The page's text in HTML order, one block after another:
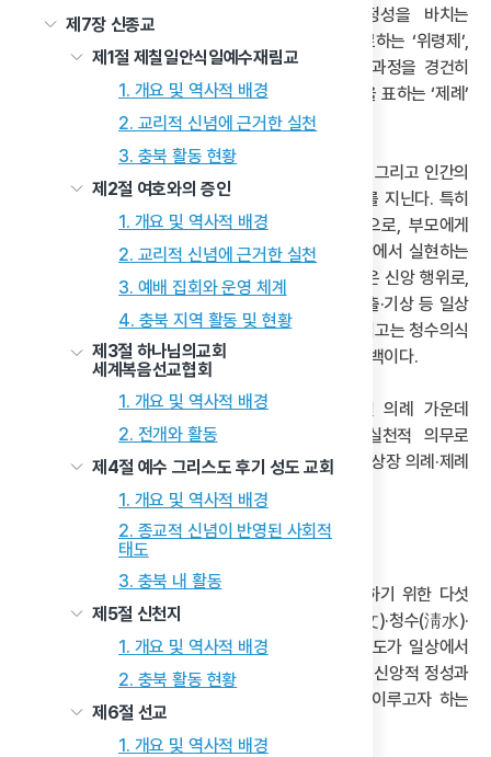
제7장 신종교
제1절 제칠일안식일예수재림교
1. 개요 및 역사적 배경
2. 교리적 신념에 근거한 실천
3. 충북 활동 현황
제2절 여호와의 증인
1. 개요 및 역사적 배경
2. 교리적 신념에 근거한 실천
3. 예배 집회와 운영 체계
4. 충북 지역 활동 및 현황
제3절 하나님의교회
세계복음선교협회
1. 개요 및 역사적 배경
2. 전개와 활동
제4절 예수 그리스도 후기 성도 교회
1. 개요 및 역사적 배경
2. 종교적 신념이 반영된 사회적
태도
3. 충북 내 활동
제5절 신천지
1. 개요 및 역사적 배경
2. 충북 활동 현황
제6절 선교
1. 개요 및 역사적 배경
드리는‘경축식’ 및 ‘기도식’, 은혜에 보답하고 정성을 바치는
‘사은기도(謝恩祈禱)’, 선령과 순도자의 넋을 위로하는 ‘위령제’,
신성한 결합을 축복하는 ‘혼례’, 인간 생의 마지막 과정을 경건히
마무리하는 ‘상례’, 그리고 선령에 대한 존경과 기억을 표하는 ‘제례’
이러한 의례들은 천도교의 신앙 실천과 공동체 유지, 그리고 인간의
생애주기를 포괄하는 종교적 행위로서 중요한 의미를 지닌다. 특히
심고(心告)는 최제우가 만든 독특한 신앙 실천으로, 부모에게
효도하듯 한울님을 섬기는 동학의 핵심 윤리를 일상에서 실현하는
의례이다. 이는 동학 신자의 삶 전반에 깊이 자리 잡은 신앙 행위로,
통상심고와 의식심고로 나뉜다. 통상심고는 식사·외출·기상 등 일상
모든 순간마다 한울님께 고(告)하는 행위이며, 의식심고는 청수의식
·시일식·관혼상제 등 정규 의례에서 드리는 마음의 고백이다.
천도교의 신앙 방법은 『천도교 의절』에 규정된 의례 가운데
손병희가 천도교 창립을 선포하며 교도들에게 실천적 의무로
제시한 핵심 의례인 오관제·성인식 의례·결혼식 의례·상장 의례·제례
오관은 천도교의 신앙과 수행을 일상 속에서 구현하기 위한 다섯
가지 정성의 실천 항목이다. 그 구성 요소는 주문(呪文)·청수(淸水)·
시일(侍日)·성미(誠米)·기도이다. 이는 천도교 신도가 일상에서
수행해야 할 수도(修道)의 핵심 절차이다. 오관제는 신앙적 정성과
실천을 통해 인간 내면의 수양과 천주와의 교감을 이루고자 하는
제도적 장치이자 종교적 행위로 정립되었다.